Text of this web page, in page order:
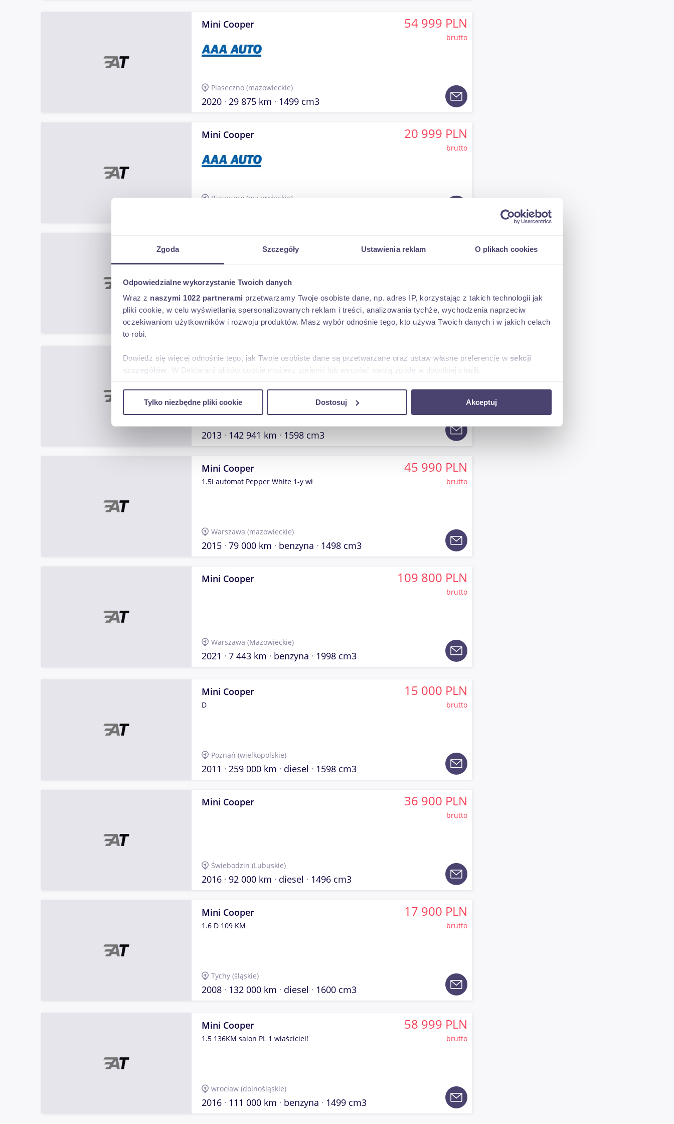
Zgoda Szczegóły Ustawienia reklam O plikach cookies
Odpowiedzialne wykorzystanie Twoich danych
Wraz z naszymi 1022 partnerami przetwarzamy Twoje osobiste dane, np. adres IP, korzystając z takich technologii jak
pliki cookie, w celu wyświetlania spersonalizowanych reklam i treści, analizowania tychże, wychodzenia naprzeciw
oczekiwaniom użytkowników i rozwoju produktów. Masz wybór odnośnie tego, kto używa Twoich danych i w jakich celach
to robi.
Dowiedz się więcej odnośnie tego, jak Twoje osobiste dane są przetwarzane oraz ustaw własne preferencje w sekcji
szczegółów . W Deklaracji plików cookie możesz zmienić lub wycofać swoją zgodę w dowolnej chwili.
ruch w naszej witrynie. Informacje o tym, jak korzystasz z naszej witryny, udostępniamy partnerom społecznościowym,
uzyskanymi podczas korzystania z ich usług.
Tylko niezbędne pliki cookie Dostosuj Akceptuj
Mini Cooper 54 999 PLN
brutto
Piaseczno (mazowieckie)
2020 29 875 km 1499 cm3
Mini Cooper 20 999 PLN
brutto
Piaseczno (mazowieckie)
21 999 PLN
Piaseczno (mazowieckie)
2010 90 601 km 1598 cm3
Mini Cooper 27 999 PLN
brutto
2013 142 941 km 1598 cm3
Mini Cooper
1.5i automat Pepper White 1-y wł
45 990 PLN
brutto
Warszawa (mazowieckie)
2015 79 000 km benzyna 1498 cm3
Mini Cooper 109 800 PLN
brutto
Warszawa (Mazowieckie)
2021 7 443 km benzyna 1998 cm3
Mini Cooper
D
15 000 PLN
brutto
Poznań (wielkopolskie)
2011 259 000 km diesel 1598 cm3
Mini Cooper 36 900 PLN
brutto
Świebodzin (Lubuskie)
2016 92 000 km diesel 1496 cm3
Mini Cooper
1.6 D 109 KM
17 900 PLN
brutto
Tychy (śląskie)
2008 132 000 km diesel 1600 cm3
Mini Cooper
1.5 136KM salon PL 1 właściciel!
58 999 PLN
brutto
wrocław (dolnośląskie)
2016 111 000 km benzyna 1499 cm3